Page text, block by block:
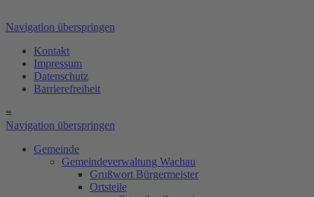
Navigation überspringen
Kontakt
Impressum
Datenschutz
Barrierefreiheit
≡
Navigation überspringen
Gemeinde
Gemeindeverwaltung Wachau
Grußwort Bürgermeister
Ortsteile